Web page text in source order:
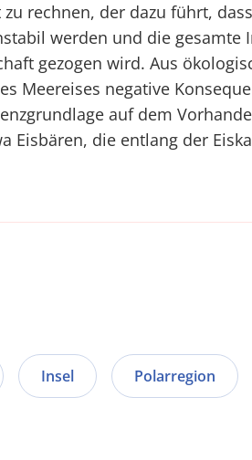
zu rechnen, der dazu führt,
werden und die gesamte
gezogen wird. Aus
Meereises negative
auf dem
Eisbären, die entlang der
Insel Polarregion